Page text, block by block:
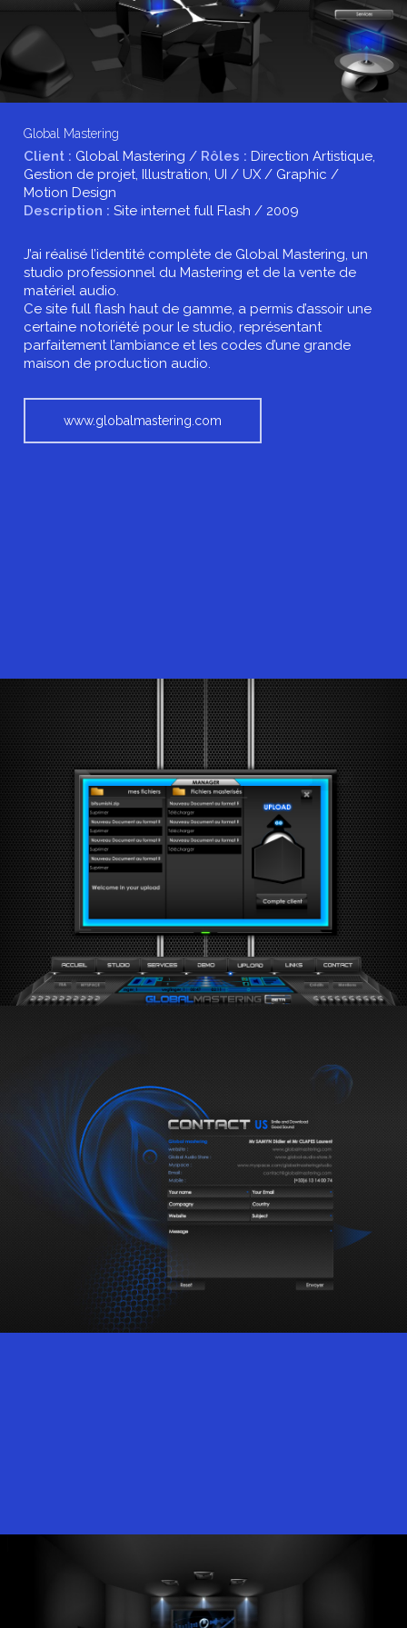
Global Mastering
Client : Global Mastering / Rôles : Direction Artistique,
Gestion de projet, Illustration, UI / UX / Graphic /
Motion Design
Description : Site internet full Flash / 2009
J’ai réalisé l’identité complète de Global Mastering, un
studio professionnel du Mastering et de la vente de
matériel audio.
Ce site full flash haut de gamme, a permis d’assoir une
certaine notoriété pour le studio, représentant
parfaitement l’ambiance et les codes d’une grande
maison de production audio.
www.globalmastering.com